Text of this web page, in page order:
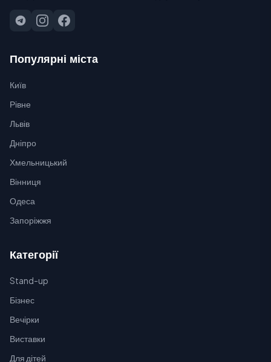
Популярні міста
Київ
Рівне
Львів
Дніпро
Хмельницький
Вінниця
Одеса
Запоріжжя
Категорії
Stand-up
Бізнес
Вечірки
Виставки
Для дітей